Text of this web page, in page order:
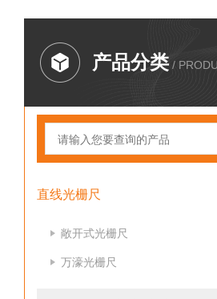
产品分类 /
直线光栅尺
敞开式光栅尺
万濠光栅尺